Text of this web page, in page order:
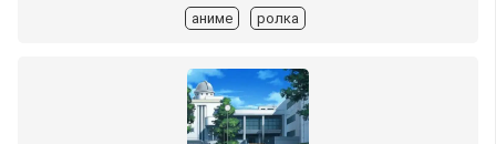
аниме ролка